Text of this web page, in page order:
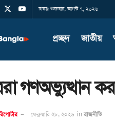
ঢাকাঃ শুক্রবার, আগস্ট ৭, ২০২৬
প্রচ্ছদ জাতীয়
গণঅভ্যুত্থান
ফেব্রুয়ারি ২৮, ২০২৬ in রাজনীতি